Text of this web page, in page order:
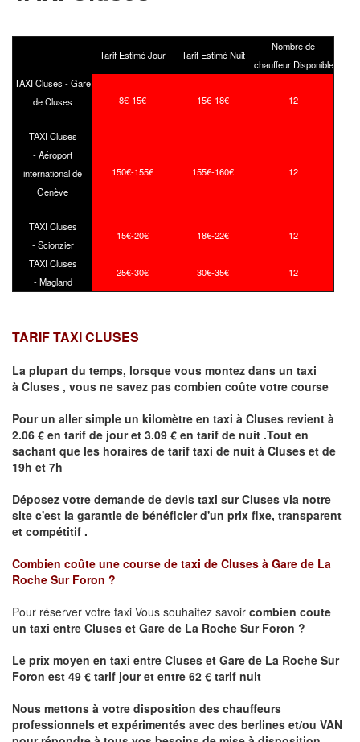
Tarif Estimé Jour Tarif Estimé Nuit
Nombre de
chauffeur Disponible
TAXI Cluses - Gare
de Cluses
8€-15€ 15€-18€ 12
TAXI Cluses
- Aéroport
international de
Genève
150€-155€ 155€-160€ 12
TAXI Cluses
- Scionzier
15€-20€ 18€-22€ 12
TAXI Cluses
- Magland
25€-30€ 30€-35€ 12
TARIF TAXI CLUSES
La plupart du temps, lorsque vous montez dans un taxi
à Cluses , vous ne savez pas combien coûte votre course
Pour un aller simple un kilomètre en taxi à Cluses revient à
2.06 € en tarif de jour et 3.09 € en tarif de nuit .Tout en
sachant que les horaires de tarif taxi de nuit à Cluses et de
19h et 7h
Déposez votre demande de devis taxi surCluses via notre
site c'est la garantie de bénéficier d'un prix fixe, transparent
et compétitif .
Combien coûte une course de taxi de Cluses à Gare de La
Roche Sur Foron ?
Pour réserver votre taxi Vous souhaitez savoir combien coute
un taxi entre Cluses et Gare de La Roche Sur Foron ?
Le prix moyen en taxi entre Cluses et Gare de La Roche Sur
Foron est 49 € tarif jour et entre 62 € tarif nuit
Nous mettons à votre disposition des chauffeurs
professionnels et expérimentés avec des berlines et/ou VAN